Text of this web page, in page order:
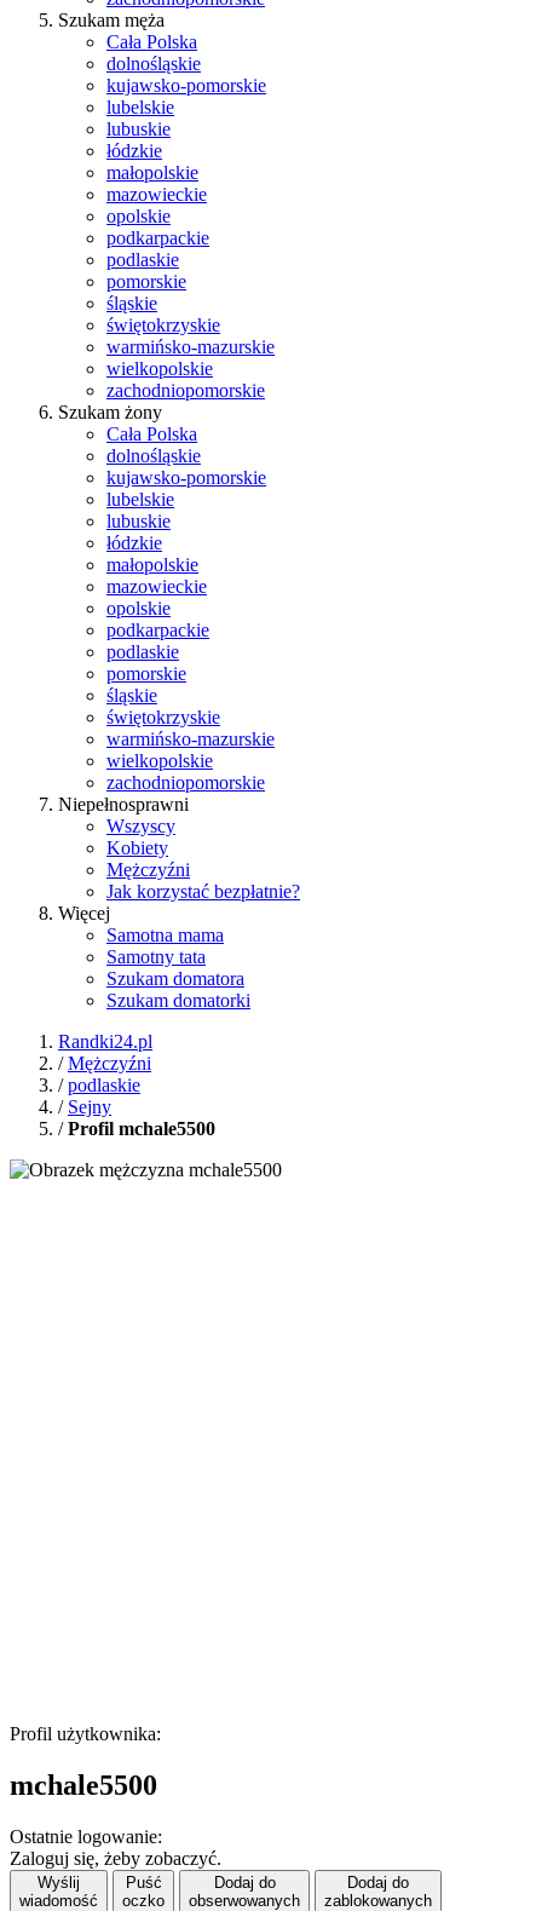
Szukam męża
Cała Polska
dolnośląskie
kujawsko-pomorskie
lubelskie
lubuskie
łódzkie
małopolskie
mazowieckie
opolskie
podkarpackie
podlaskie
pomorskie
śląskie
świętokrzyskie
warmińsko-mazurskie
wielkopolskie
zachodniopomorskie
Szukam żony
Cała Polska
dolnośląskie
kujawsko-pomorskie
lubelskie
lubuskie
łódzkie
małopolskie
mazowieckie
opolskie
podkarpackie
podlaskie
pomorskie
śląskie
świętokrzyskie
warmińsko-mazurskie
wielkopolskie
zachodniopomorskie
Niepełnosprawni
Wszyscy
Kobiety
Mężczyźni
Jak korzystać bezpłatnie?
Więcej
Samotna mama
Samotny tata
Szukam domatora
Szukam domatorki
Randki24.pl
/Mężczyźni
/podlaskie
/ Sejny
/Profil mchale5500
Profil użytkownika:
mchale5500
Ostatnie logowanie:
Zaloguj się, żeby zobaczyć.
Wyślij
wiadomość
Puść
oczko
Dodaj do
obserwowanych
Dodaj do
zablokowanych